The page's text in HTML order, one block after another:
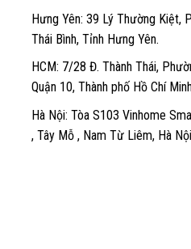
Hưng Yên: 39 Lý Thường Kiệt,
Thái Bình, Tỉnh Hưng Yên.
HCM: 7/28 Đ. Thành Thái,
Quận 10, Thành phố Hồ Chí
Hà Nội: Tòa S103 Vinhome
, Tây Mỗ , Nam Từ Liêm, Hà